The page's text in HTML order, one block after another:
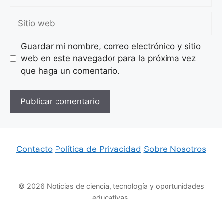
Sitio
web
Guardar mi nombre, correo electrónico y sitio
web en este navegador para la próxima vez
que haga un comentario.
Contacto Política de Privacidad Sobre Nosotros
© 2026 Noticias de ciencia, tecnología y oportunidades
educativas.